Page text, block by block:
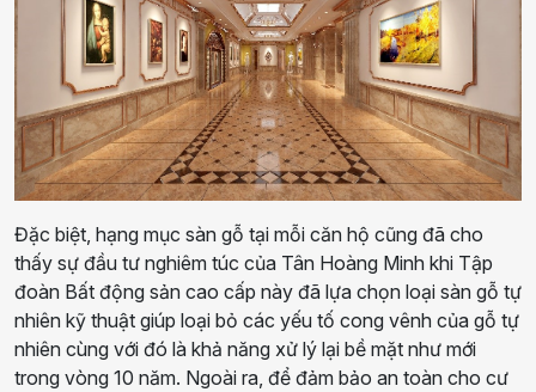
Đặc biệt, hạng mục sàn gỗ tại mỗi căn hộ cũng đã cho
thấy sự đầu tư nghiêm túc của Tân Hoàng Minh khi Tập
đoàn Bất động sản cao cấp này đã lựa chọn loại sàn gỗ tự
nhiên kỹ thuật giúp loại bỏ các yếu tố cong vênh của gỗ tự
nhiên cùng với đó là khả năng xử lý lại bề mặt như mới
trong vòng 10 năm. Ngoài ra, để đảm bảo an toàn cho cư